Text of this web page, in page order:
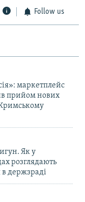
Follow us
маркетплейс
прийом нових
Як у
розглядають
держзраді